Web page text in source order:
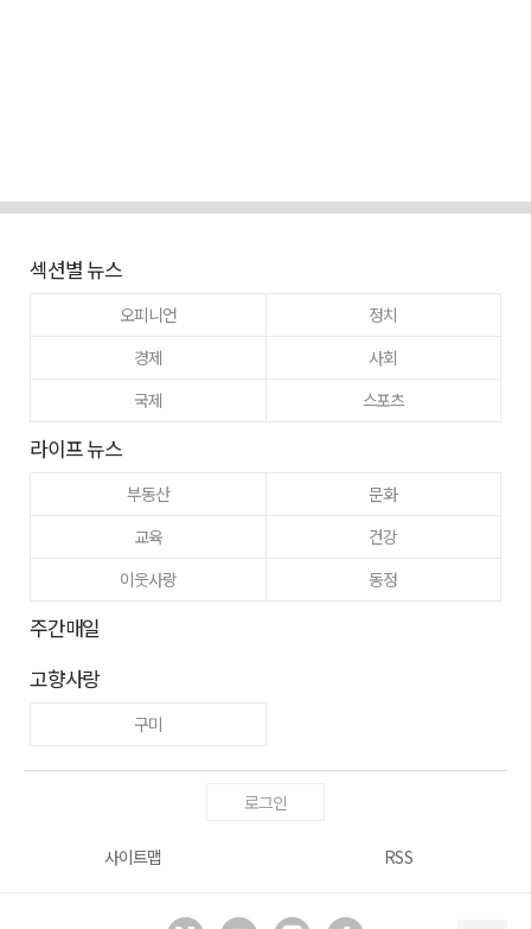
섹션별 뉴스
오피니언
정치
경제
사회
국제
스포츠
라이프 뉴스
부동산
문화
교육
건강
이웃사랑
동정
주간매일
고향사랑
구미
로그인
사이트맵 RSS